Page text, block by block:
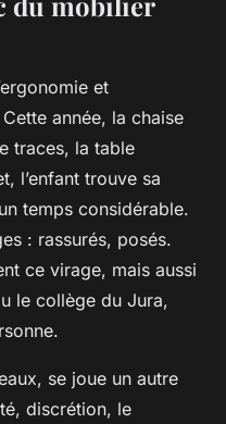
et
année, la chaise
traces, la table
l’enfant trouve sa
temps considérable.
: rassurés, posés.
ce virage, mais aussi
le collège du Jura,
se joue un autre
discrétion, le